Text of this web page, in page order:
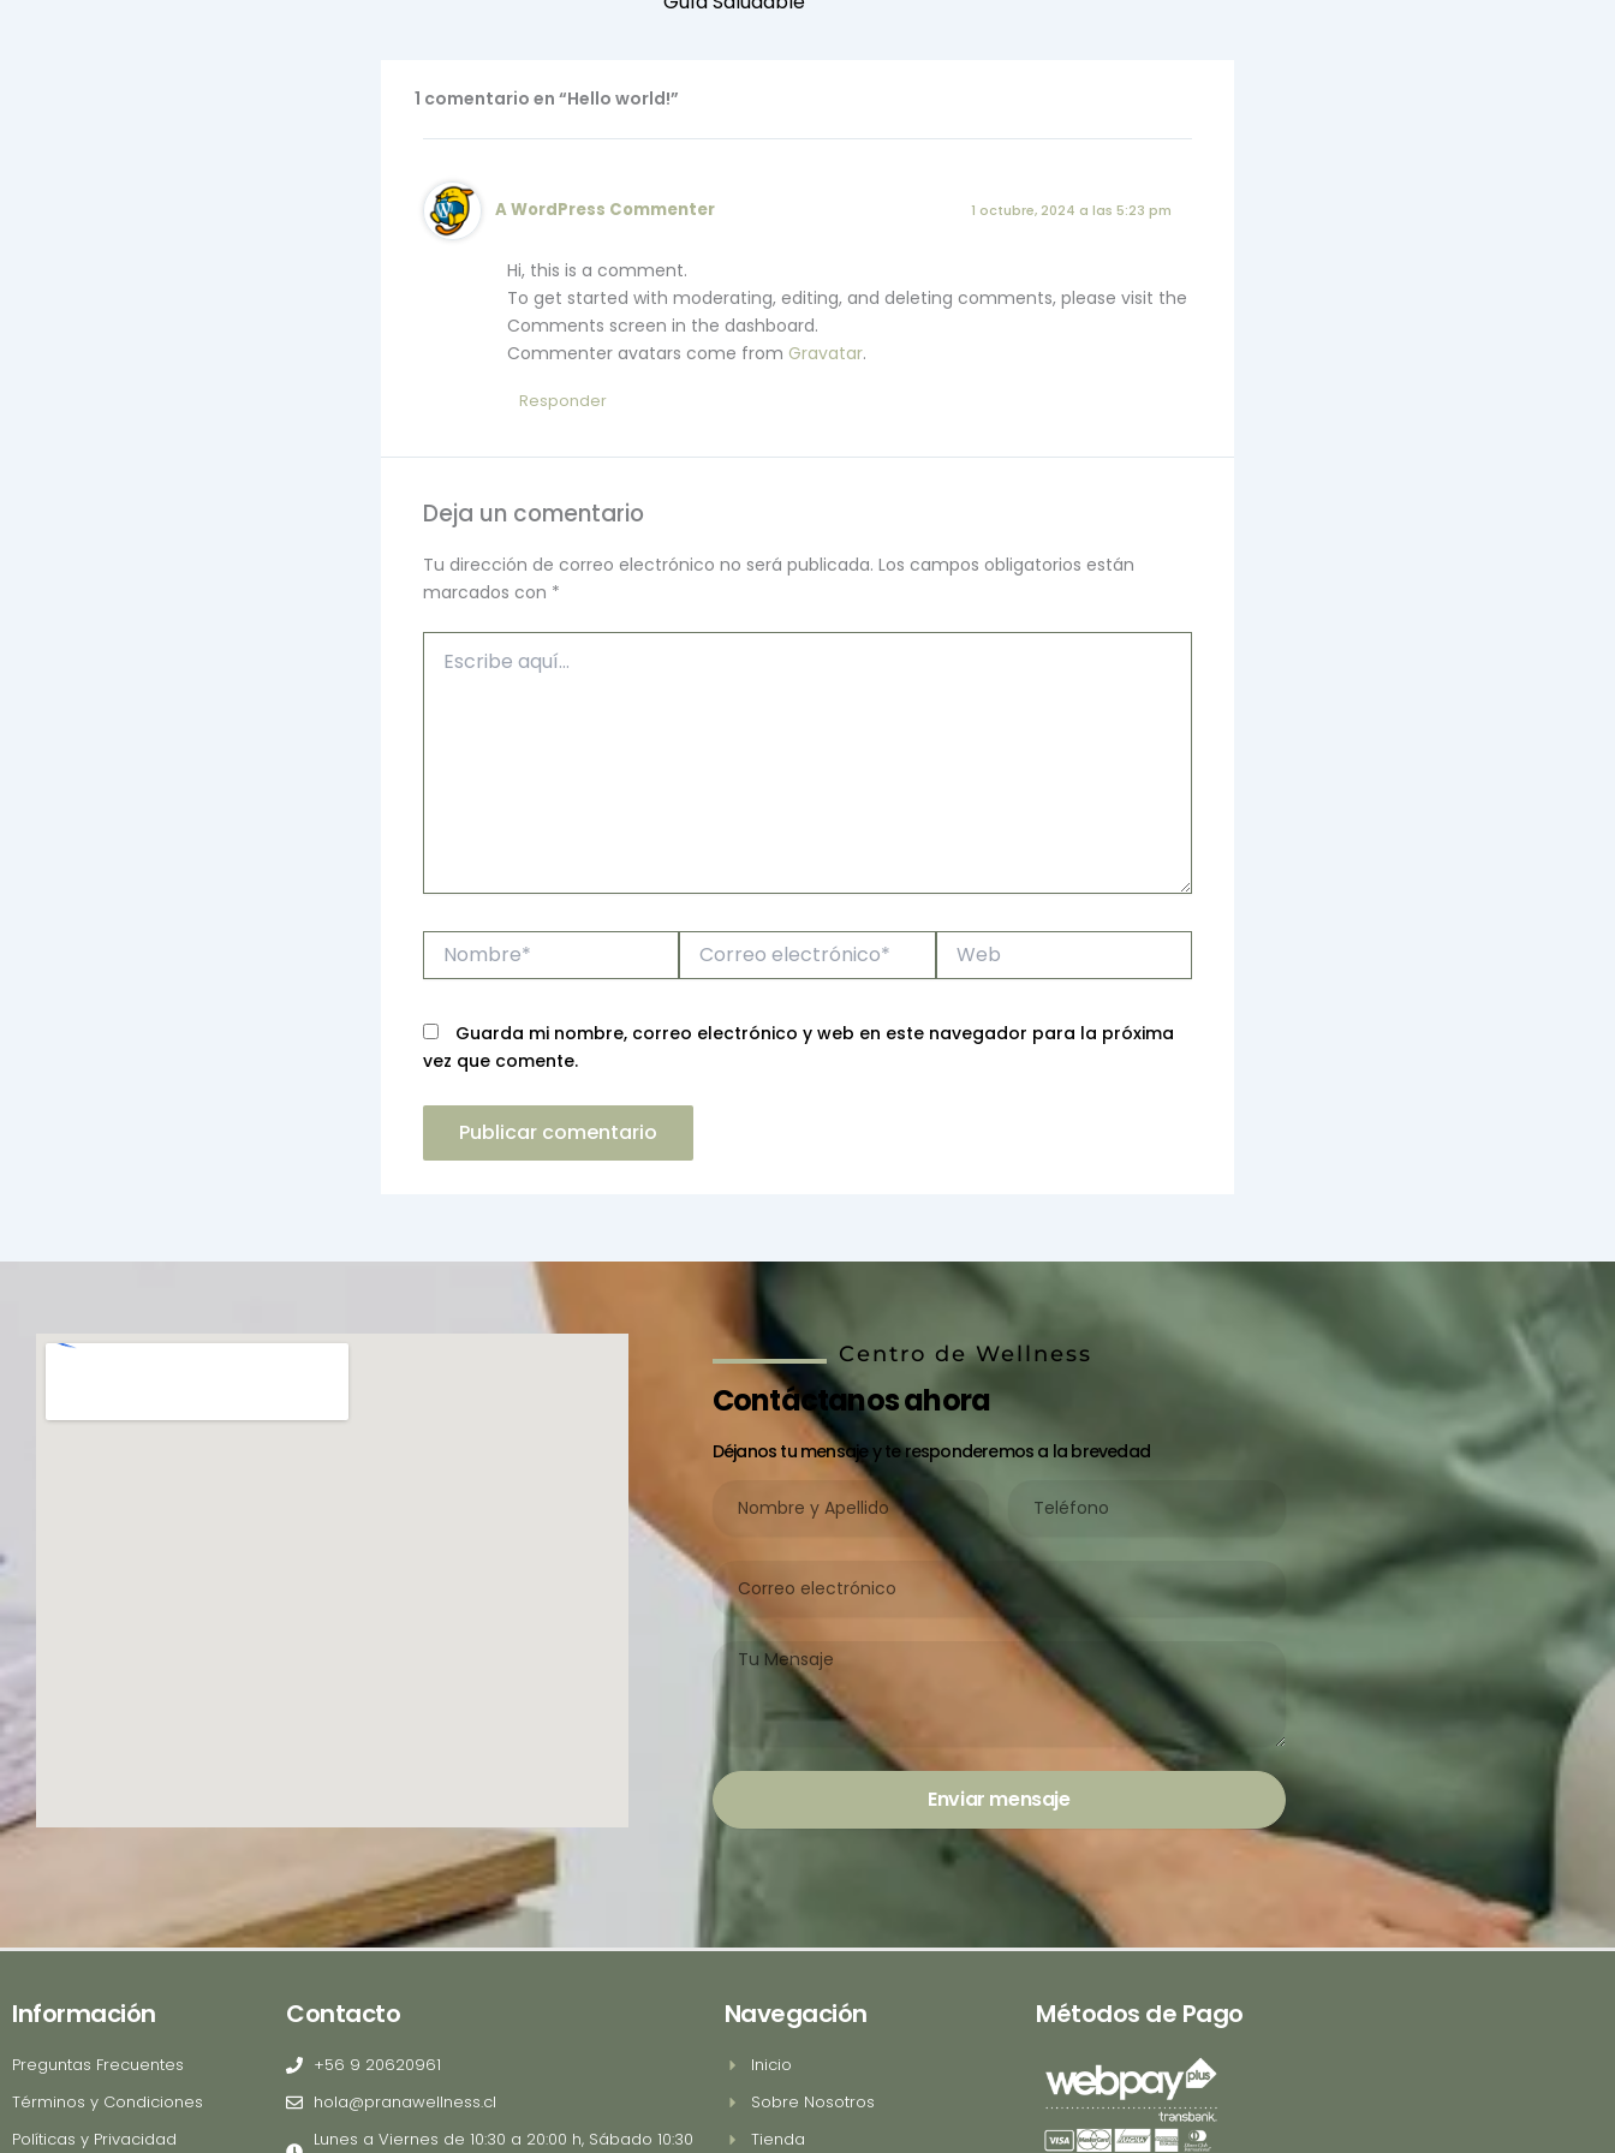
1 comentario en “Hello world!”
A WordPress Commenter 1 octubre, 2024 a las 5:23 pm
Hi, this is a comment.
To get started with moderating, editing, and deleting comments, please visit the
Comments screen in the dashboard.
Commenter avatars come from Gravatar.
Responder
Deja un comentario
Tu dirección de correo electrónico no será publicada. Los campos obligatorios están
marcados con *
aquí...
Nombre*
electrónico*
Guarda mi nombre, correo electrónico y web en este navegador para la próxima
vez que comente.
Centro de Wellness
Contáctanos ahora
Déjanos tu mensaje y te responderemos a la brevedad
Correo
electrónico
Mensaje
Enviar mensaje
Información
Preguntas Frecuentes
Términos y Condiciones
Políticas y Privacidad
Contacto
+56 9 20620961
hola@pranawellness.cl
Lunes a Viernes de 10:30 a 20:00 h, Sábado 10:30
Navegación
Inicio
Sobre Nosotros
Tienda
Métodos de Pago